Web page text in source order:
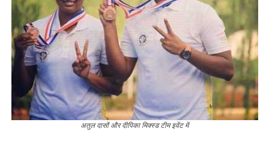
अतुल दासों और दीपिका मिक्स्ड टीम इवेंट में